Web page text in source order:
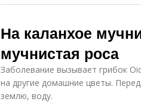
На каланхое
мучнистая роса
Заболевание вызывает грибок
на другие домашние цветы.
землю, воду.